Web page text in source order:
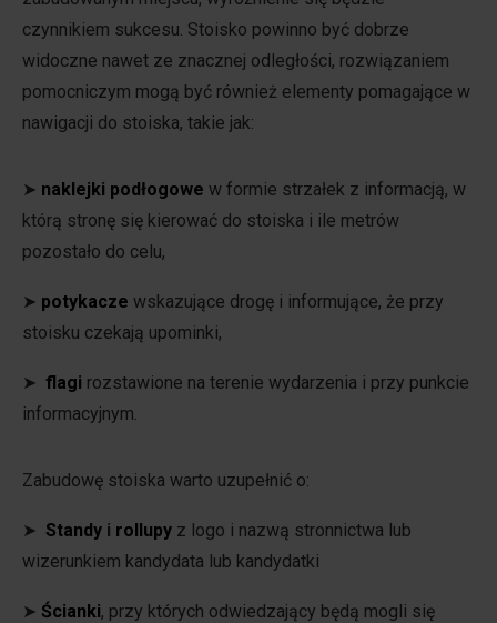
czynnikiem sukcesu. Stoisko powinno być dobrze
widoczne nawet ze znacznej odległości, rozwiązaniem
pomocniczym mogą być również elementy pomagające w
nawigacji do stoiska, takie jak:
➤ naklejki podłogowe w formie strzałek z informacją, w
którą stronę się kierować do stoiska i ile metrów
pozostało do celu,
➤ potykacze wskazujące drogę i informujące, że przy
stoisku czekają upominki,
➤ flagi rozstawione na terenie wydarzenia i przy punkcie
informacyjnym.
Zabudowę stoiska warto uzupełnić o:
➤ Standy i rollupy z logo i nazwą stronnictwa lub
wizerunkiem kandydata lub kandydatki
➤ Ścianki, przy których odwiedzający będą mogli się